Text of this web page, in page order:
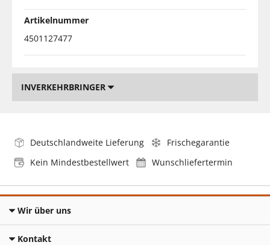
Artikelnummer
4501127477
INVERKEHRBRINGER
Deutschlandweite Lieferung
Frischegarantie
Kein Mindestbestellwert
Wunschliefertermin
Wir über uns
Kontakt